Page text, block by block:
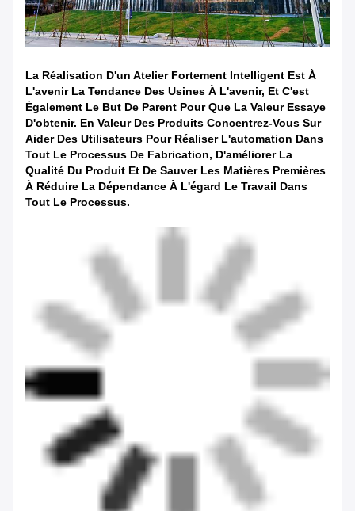
La Réalisation D'un Atelier Fortement Intelligent Est À
L'avenir La Tendance Des Usines À L'avenir, Et C'est
Également Le But De Parent Pour Que La Valeur Essaye
D'obtenir. En Valeur Des Produits Concentrez-Vous Sur
Aider Des Utilisateurs Pour Réaliser L'automation Dans
Tout Le Processus De Fabrication, D'améliorer La
Qualité Du Produit Et De Sauver Les Matières Premières
À Réduire La Dépendance À L'égard Le Travail Dans
Tout Le Processus.